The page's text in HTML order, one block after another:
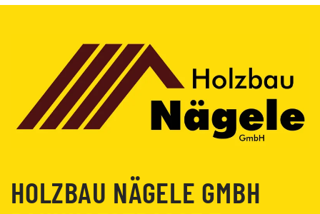
HOLZBAU NÄGELE GMBH